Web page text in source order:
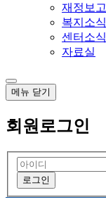
재정보고
복지소식
센터소식
자료실
메뉴 닫기
회원로그인